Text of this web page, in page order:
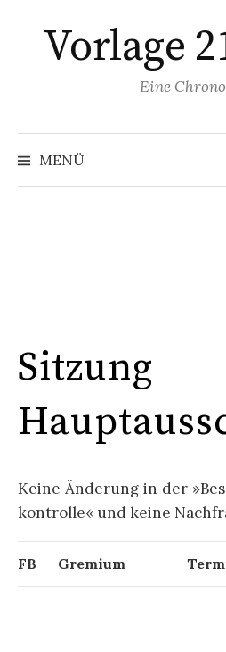
zum
InhaltVorlage
Eine
MENÜ
Sitzung
Keine Än­der­ung in der
kon­trolle« und kei­ne
FB Gremium